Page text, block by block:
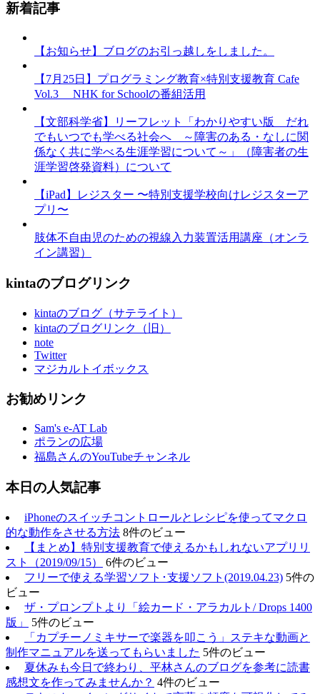
新着記事
【お知らせ】ブログのお引っ越しをしました。
【7月25日】プログラミング教育×特別支援教育 Cafe
Vol.3 NHK for Schoolの番組活用
【文部科学省】リーフレット「わかりやすい版 だれ
でもいつでも学べる社会へ ～障害のある・なしに関
係なく共に学べる生涯学習について～」（障害者の生
涯学習啓発資料）について
【iPad】レジスター 〜特別支援学校向けレジスターア
プリ〜
肢体不自由児のための視線入力装置活用講座（オンラ
イン講習）
kintaのブログリンク
kintaのブログ（サテライト）
kintaのブログリンク（旧）
note
Twitter
マジカルトイボックス
お勧めリンク
Sam's e-AT Lab
ポランの広場
福島さんのYouTubeチャンネル
本日の人気記事
iPhoneのスイッチコントロールとレシピを使ってマクロ
的な動作をさせる方法 8件のビュー
【まとめ】特別支援教育で使えるかもしれないアプリリ
スト（2019/09/15）
6件のビュー
フリーで使える学習ソフト･支援ソフト(2019.04.23) 5件の
ビュー
ザ・プロンプトより「絵カード・アラカルト/ Drops 1400
版」
5件のビュー
「カプチーノミキサーで楽器を叩こう」ステキな動画と
制作マニュアルを送ってもらいました 5件のビュー
夏休みも今日で終わり、平林さんのブログを参考に読書
感想文を作ってみませんか？ 4件のビュー